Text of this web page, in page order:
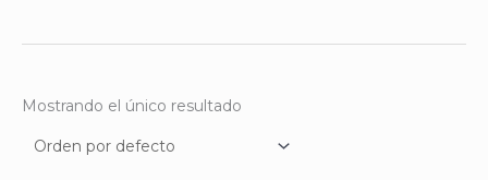
Mostrando el único resultado